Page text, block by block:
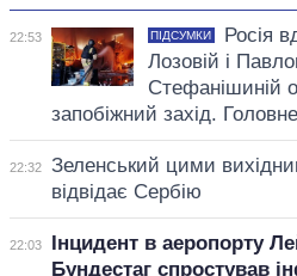
22:53 ПІДСУМКИ
Росія
Лозовій і
Стефанішиній
запобіжний захід.
22:32
Зеленський цими
відвідає Сербію
22:03
Інцидент в аеропорту
Бундестаг спростував